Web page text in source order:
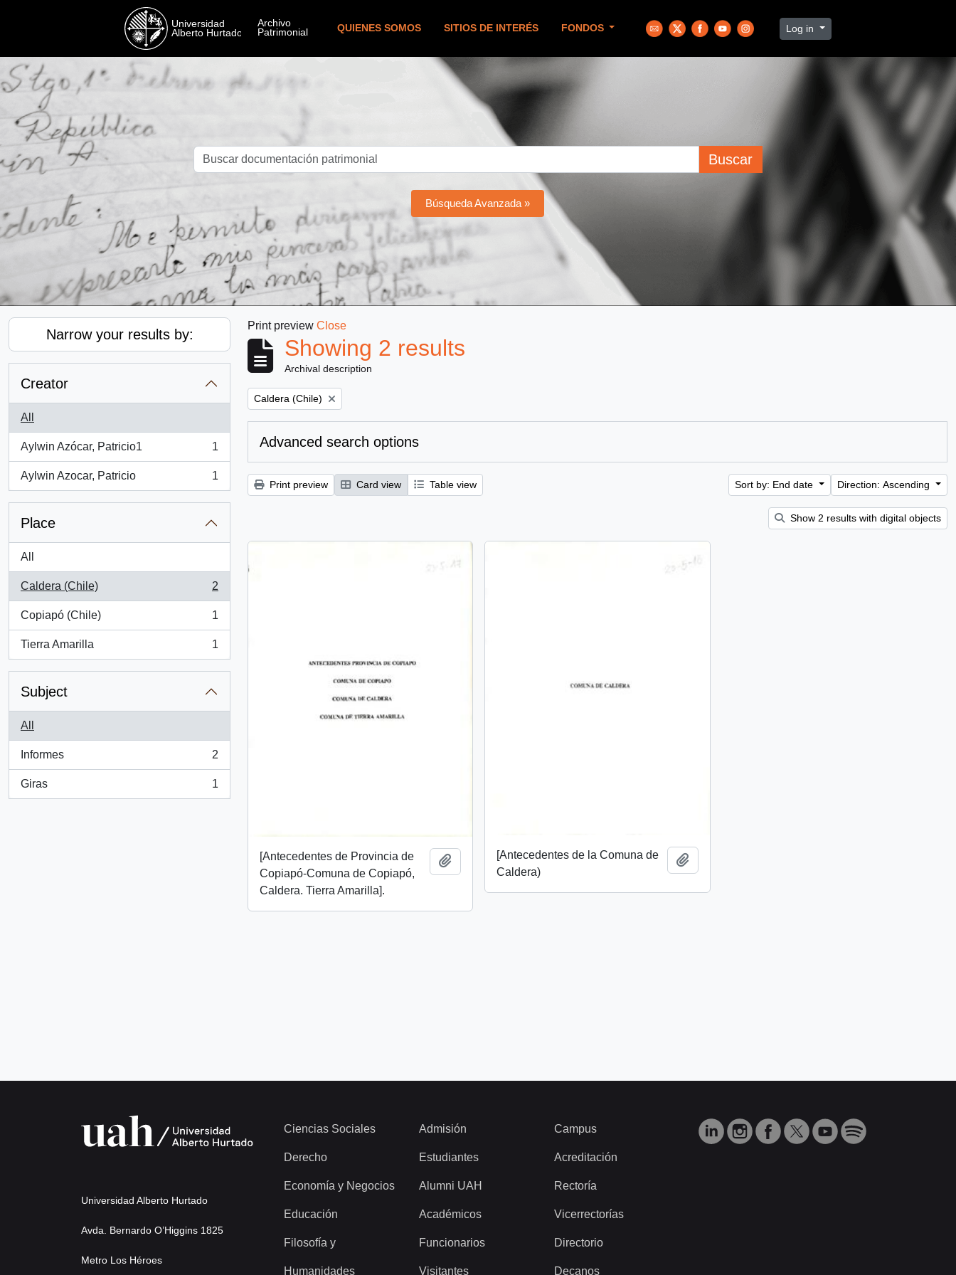
QUIENES SOMOS SITIOS DE INTERÉS FONDOS Log in
Buscar
Búsqueda Avanzada »
Narrow your results by:
Creator
All
Aylwin Azócar, Patricio1
, 1 results
1
Aylwin Azocar, Patricio
, 1 results
1
Place
All
Caldera (Chile)
, 2 results
2
Copiapó (Chile)
, 1 results
1
Tierra Amarilla
, 1 results
1
Subject
All
Informes
, 2 results
2
Giras
, 1 results
1
Print preview Close
Showing 2 results
Archival description
Remove filter:
Caldera (Chile)
Advanced search options
Print preview Card view Table view Sort by: End date Direction: Ascending
Show 2 results with digital objects
[Antecedentes de Provincia de
Copiapó-Comuna de Copiapó,
Caldera. Tierra Amarilla].
Add to clipboard[Antecedentes de la Comuna de
Caldera)
Add to clipboard
Universidad Alberto Hurtado
Avda. Bernardo O’Higgins 1825
Metro Los Héroes
Ciencias Sociales
Derecho
Economía y Negocios
Educación
Filosofía y
Humanidades
Admisión
Estudiantes
Alumni UAH
Académicos
Funcionarios
Visitantes
Campus
Acreditación
Rectoría
Vicerrectorías
Directorio
Decanos